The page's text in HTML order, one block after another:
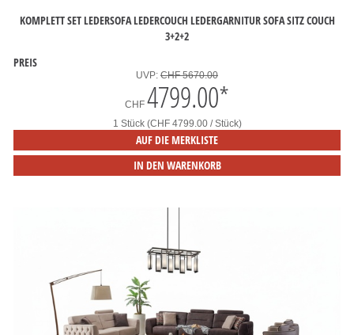
KOMPLETT SET LEDERSOFA LEDERCOUCH LEDERGARNITUR SOFA SITZ COUCH
3+2+2
PREIS
UVP: CHF 5670.00
CHF 4799.00*
1 Stück (CHF 4799.00 / Stück)
AUF DIE MERKLISTE
IN DEN WARENKORB